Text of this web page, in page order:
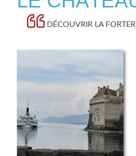
DÉCOUVRIR LA